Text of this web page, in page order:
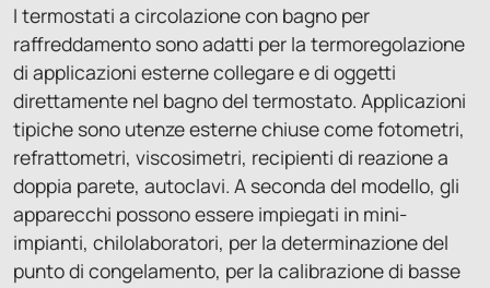
I termostati a circolazione con bagno per
raffreddamento sono adatti per la termoregolazione
di applicazioni esterne collegare e di oggetti
direttamente nel bagno del termostato. Applicazioni
tipiche sono utenze esterne chiuse come fotometri,
refrattometri, viscosimetri, recipienti di reazione a
doppia parete, autoclavi. A seconda del modello, gli
apparecchi possono essere impiegati in mini-
impianti, chilolaboratori, per la determinazione del
punto di congelamento, per la calibrazione di basse